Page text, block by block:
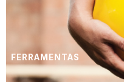
FERRAMENTAS